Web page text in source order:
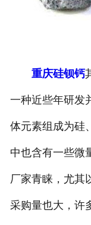
重庆硅钡钙
一种近些年研发
体元素组成为硅
中也含有一些微
厂家青睐，尤其
采购量也大，许